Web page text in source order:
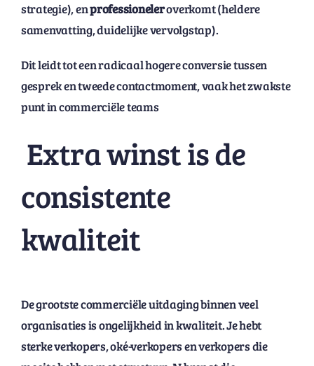
strategie), enprofessioneleroverkomt (heldere
samenvatting, duidelijke vervolgstap).
Dit leidt tot een radicaal hogere conversie tussen
gesprek en tweede contactmoment, vaak het zwakste
punt in commerciële teams
Extra winst is de
consistente
kwaliteit
De grootste commerciële uitdaging binnen veel
organisaties is ongelijkheid in kwaliteit. Je hebt
sterke verkopers, oké-verkopers en verkopers die